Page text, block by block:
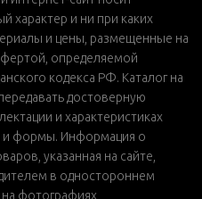
характер и ни при каких
и цены, размещенные на
определяемой
кодекса РФ. Каталог на
достоверную
и характеристиках
и формы. Информация о
указанная на сайте,
в одностороннем
фотографиях,